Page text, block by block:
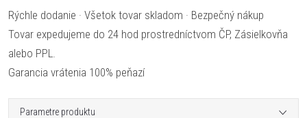
Rýchle dodanie · Všetok tovar skladom · Bezpečný nákup
Tovar expedujeme do 24 hod prostredníctvom ČP, Zásielkovňa
alebo PPL.
Garancia vrátenia 100% peňazí
Parametre produktu